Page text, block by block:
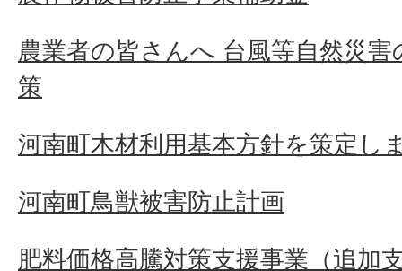
農業者の皆さんへ 台風等自然災
策
河南町木材利用基本方針を策定し
河南町鳥獣被害防止計画
肥料価格高騰対策支援事業（追加